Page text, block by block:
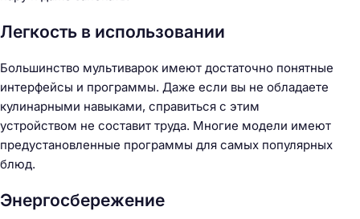
Легкость в использовании
Большинство мультиварок имеют достаточно понятные
интерфейсы и программы. Даже если вы не обладаете
кулинарными навыками, справиться с этим
устройством не составит труда. Многие модели имеют
предустановленные программы для самых популярных
блюд.
Энергосбережение